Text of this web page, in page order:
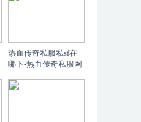
热血传奇私服私sf在
哪下-热血传奇私服网